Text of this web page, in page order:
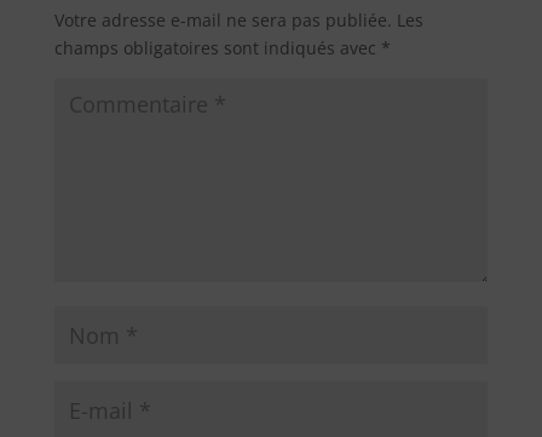
Votre adresse e-mail ne sera pas publiée. Les
champs obligatoires sont indiqués avec *